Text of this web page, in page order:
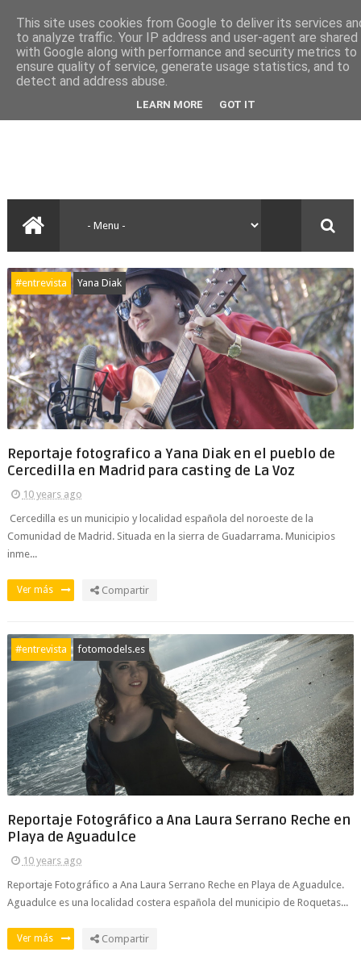
#entrevista Yana Diak
Reportaje fotografico a Yana Diak en el pueblo de
Cercedilla en Madrid para casting de La Voz
10 years ago
Cercedilla es un municipio y localidad española del noroeste de la
Comunidad de Madrid. Situada en la sierra de Guadarrama. Municipios
inme...
Ver más Compartir
#entrevista fotomodels.es
Reportaje Fotográfico a Ana Laura Serrano Reche en
Playa de Aguadulce
10 years ago
Reportaje Fotográfico a Ana Laura Serrano Reche en Playa de Aguadulce.
Aguadulce es una localidad costera española del municipio de Roquetas...
Ver más Compartir
This site uses cookies from Google to deliver its services
to analyze traffic. Your IP address and user-agent are shared
with Google along with performance and security metrics to
ensure quality of service, generate usage statistics, and to
detect and address abuse.
LEARN MORE GOT IT